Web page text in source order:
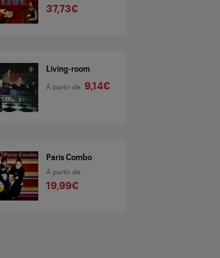
37,73€
Living-room
À partir de 9,14€
Paris Combo
À partir de
19,99€